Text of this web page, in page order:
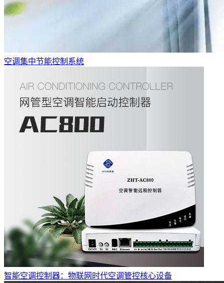
空调集中节能控制系统
智能空调控制器：物联网时代空调管控核心设备